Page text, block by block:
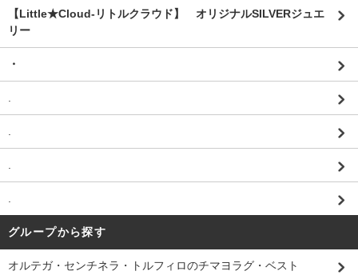
【Little★Cloud-リトルクラウド】 オリジナルSILVERジュエ
リー
・
.
.
.
.
グループから探す
オルテガ・センチネラ・トルフィロのチマヨラグ・ベスト